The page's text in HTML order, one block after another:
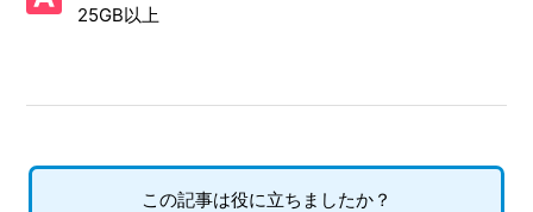
能に対応していますか（制限されている機能はありますか）
PS5ではトロフィーは共有ですか、それとも別々になります
25GB以上
この記事は役に立ちましたか？